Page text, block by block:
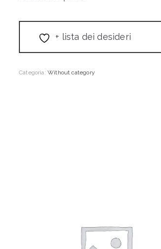
+ lista dei desideri
Categoria: Without category